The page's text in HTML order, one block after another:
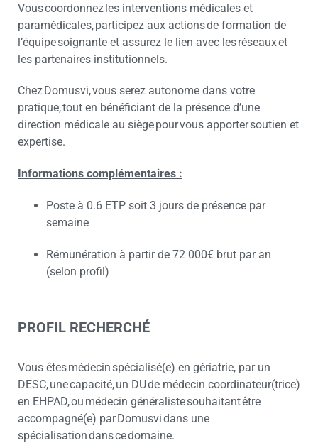
Vous coordonnez les interventions médicales et
paramédicales, participez aux actions de formation de
l’équipe soignante et assurez le lien avec les réseaux et
les partenaires institutionnels.
Chez Domusvi, vous serez autonome dans votre
pratique, tout en bénéficiant de la présence d’une
direction médicale au siège pour vous apporter soutien et
expertise.
Informations complémentaires :
Poste à 0.6 ETP soit 3 jours de présence par
semaine
Rémunération à partir de 72 000€ brut par an
(selon profil)
PROFIL RECHERCHÉ
Vous êtes médecin spécialisé(e) en gériatrie, par un
DESC, une capacité, un DU de médecin coordinateur(trice)
en EHPAD, ou médecin généraliste souhaitant être
accompagné(e) par Domusvi dans une
spécialisation dans ce domaine.